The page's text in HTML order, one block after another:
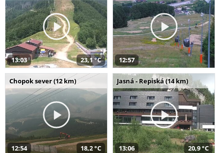
13:03 23,1 °C 12:57
Chopok sever (12 km)
12:54 18,2 °C
Jasná - Repiská (14 km)
13:06 20,9 °C